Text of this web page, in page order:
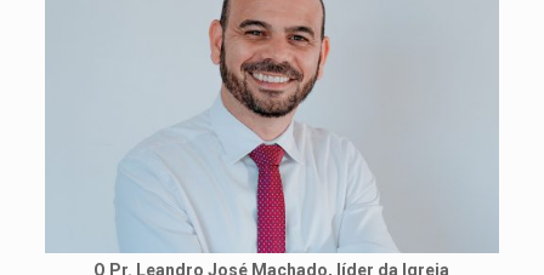
O Pr. Leandro José Machado, líder da Igreja